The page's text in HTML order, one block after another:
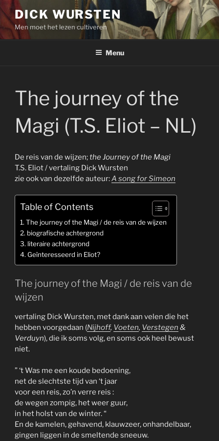
Skip
to
content
DICK WURSTEN
Men moet het lezen cultiveren
Menu
The journey of the
Magi (T.S. Eliot – NL)
De reis van de wijzen;the Journey of the Magi
T.S. Eliot / vertaling Dick Wursten
zie ook van dezelfde auteur:A song for Simeon
Table of Contents
The journey of the Magi / de reis van de wijzen
biografische achtergrond
literaire achtergrond
Geïnteresseerd in Eliot?
The journey of the Magi / de reis van de
wijzen
vertaling Dick Wursten, met dank aan velen die het
hebben voorgedaan (Nijhoff, Voeten, Verstegen &
Verduyn), die ik soms volg, en soms ook heel bewust
niet.
” ‘t Was me een koude bedoening,
net de slechtste tijd van ‘t jaar
voor een reis, zo’n verre reis :
de wegen zompig, het weer guur,
in het holst van de winter. “
En de kamelen, gehavend, klauwzeer, onhandelbaar,
gingen liggen in de smeltende sneeuw.